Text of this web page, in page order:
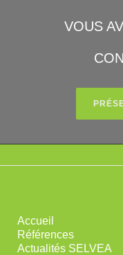
VOUS
Accueil
Références
Actualités SELVEA